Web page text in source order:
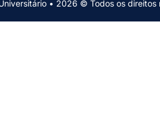
• 2026 © Todos os direitos